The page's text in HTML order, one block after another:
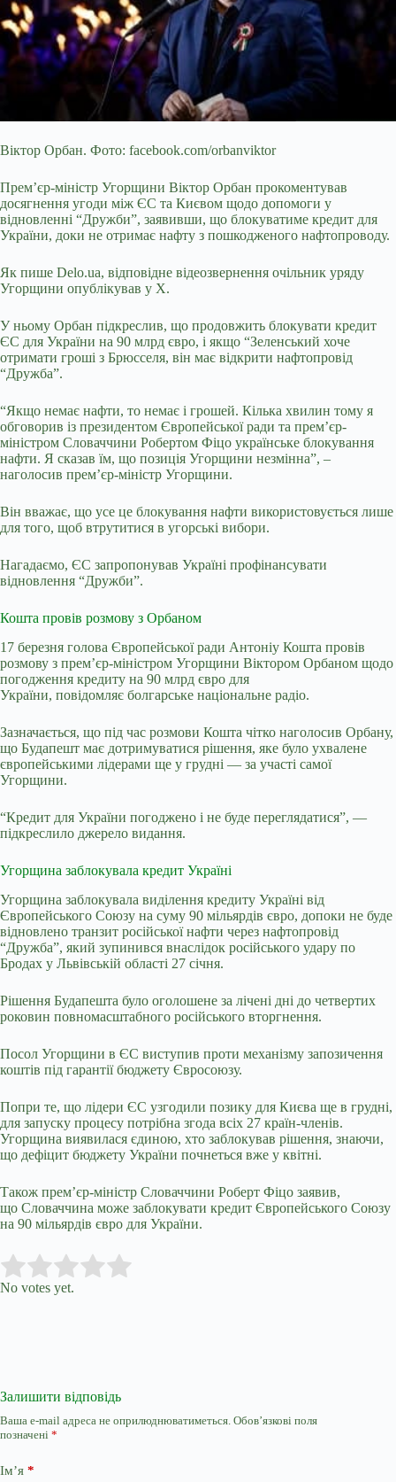
Віктор Орбан. Фото: facebook.com/orbanviktor
Премʼєр-міністр Угорщини Віктор Орбан прокоментував
досягнення угоди між ЄС та Києвом щодо допомоги у
відновленні “Дружби”, заявивши, що блокуватиме кредит для
України, доки не отримає нафту з пошкодженого нафтопроводу.
Як пише Delo.ua, відповідне відеозвернення очільник уряду
Угорщини опублікував у Х.
У ньому Орбан підкреслив, що продовжить блокувати кредит
ЄС для України на 90 млрд євро, і якщо “Зеленський хоче
отримати гроші з Брюсселя, він має відкрити нафтопровід
“Дружба”.
“Якщо немає нафти, то немає і грошей. Кілька хвилин тому я
обговорив із президентом Європейської ради та прем’єр-
міністром Словаччини Робертом Фіцо українське блокування
нафти. Я сказав їм, що позиція Угорщини незмінна”, –
наголосив премʼєр-міністр Угорщини.
Він вважає, що усе це блокування нафти використовується лише
для того, щоб втрутитися в угорські вибори.
Нагадаємо, ЄС запропонував Україні профінансувати
відновлення “Дружби”.
Кошта провів розмову з Орбаном
17 березня голова Європейської ради Антоніу Кошта провів
розмову з прем’єр-міністром Угорщини Віктором Орбаном щодо
погодження кредиту на 90 млрд євро для
України, повідомляє болгарське національне радіо.
Зазначається, що під час розмови Кошта чітко наголосив Орбану,
що Будапешт має дотримуватися рішення, яке було ухвалене
європейськими лідерами ще у грудні — за участі самої
Угорщини.
“Кредит для України погоджено і не буде переглядатися”, —
підкреслило джерело видання.
Угорщина заблокувала кредит Україні
Угорщина заблокувала виділення кредиту Україні від
Європейського Союзу на суму 90 мільярдів євро, допоки не буде
відновлено транзит російської нафти через нафтопровід
“Дружба”, який зупинився внаслідок російського удару по
Бродах у Львівській області 27 січня.
Рішення Будапешта було оголошене за лічені дні до четвертих
роковин повномасштабного російського вторгнення.
Посол Угорщини в ЄС виступив проти механізму запозичення
коштів під гарантії бюджету Євросоюзу.
Попри те, що лідери ЄС узгодили позику для Києва ще в грудні,
для запуску процесу потрібна згода всіх 27 країн-членів.
Угорщина виявилася єдиною, хто заблокував рішення, знаючи,
що дефіцит бюджету України почнеться вже у квітні.
Також прем’єр-міністр Словаччини Роберт Фіцо заявив,
що Словаччина може заблокувати кредит Європейського Союзу
на 90 мільярдів євро для України.
Rate this item:
No votes yet.
Залишити відповідь
Ваша e-mail адреса не оприлюднюватиметься. Обов’язкові поля
позначені *
Ім’я *